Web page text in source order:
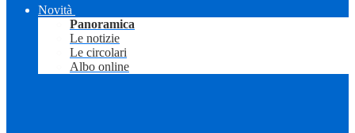
Novità
Panoramica
Le notizie
Le circolari
Albo online